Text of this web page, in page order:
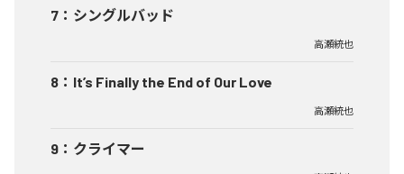
7 ： シングルバッド
高瀬統也
8 ： It’s Finally the End of Our Love
高瀬統也
9 ： クライマー